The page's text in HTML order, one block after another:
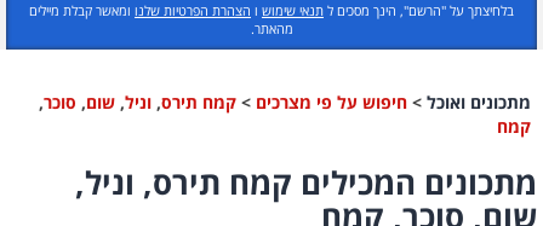
בלחיצתך על "הרשם", הינך מסכים ל תנאי שימוש ו הצהרת הפרטיות שלנו ומאשר קבלת מיילים
מהאתר.
מתכונים ואוכל > חיפוש על פי מצרכים > קמח תירס, וניל, שום, סוכר,
קמח
מתכונים המכילים קמח תירס, וניל,
שום, סוכר, קמח